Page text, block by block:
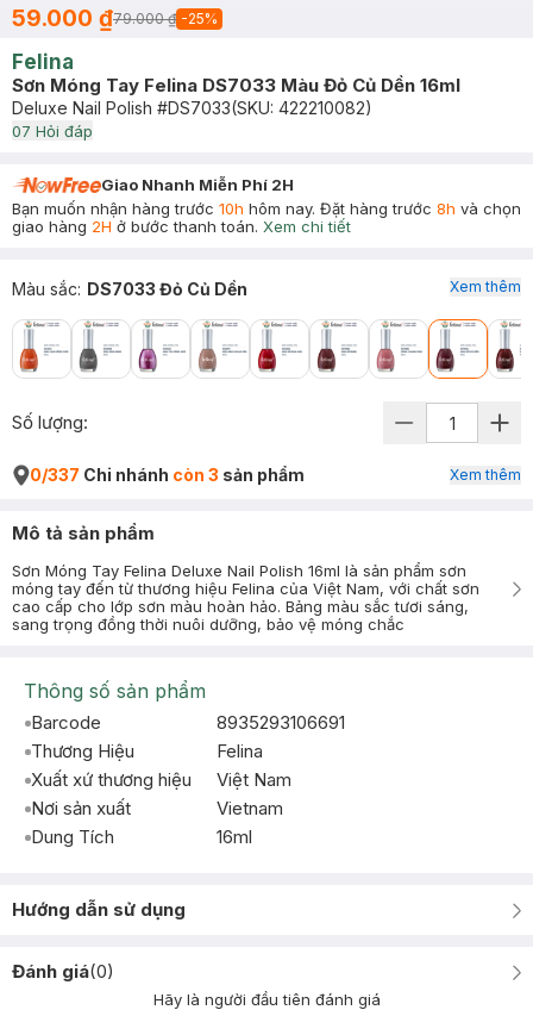
59.000 ₫79.000 ₫ -25%
Felina
Sơn Móng Tay Felina DS7033 Màu Đỏ Củ Dền 16ml
Deluxe Nail Polish #DS7033(SKU: 422210082)
07 Hỏi đáp
Giao Nhanh Miễn Phí 2H
Bạn muốn nhận hàng trước 10h hôm nay. Đặt hàng trước 8h và chọn
giao hàng 2H ở bước thanh toán. Xem chi tiết
Màu sắc: DS7033 Đỏ Củ Dền Xem thêm
Số lượng:
0/337 Chi nhánh còn 3 sản phẩm Xem thêm
Mô tả sản phẩm
Sơn Móng Tay Felina Deluxe Nail Polish 16ml là sản phẩm sơn
móng tay đến từ thương hiệu Felina của Việt Nam, với chất sơn
cao cấp cho lớp sơn màu hoàn hảo. Bảng màu sắc tươi sáng,
sang trọng đồng thời nuôi dưỡng, bảo vệ móng chắc
Thông số sản phẩm
Barcode
8935293106691
Thương Hiệu
Felina
Xuất xứ thương hiệu
Việt Nam
Nơi sản xuất
Vietnam
Dung Tích
16ml
Hướng dẫn sử dụng
Đánh giá(0)
Hãy là người đầu tiên đánh giá